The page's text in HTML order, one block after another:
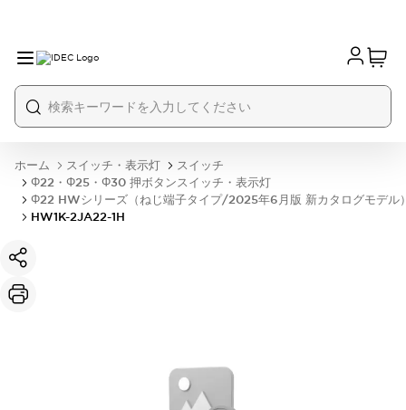
ホーム スイッチ・表示灯
スイッチ
Φ22・Φ25・Φ30 押ボタンスイッチ・表示灯
Φ22 HWシリーズ（ねじ端子タイプ/2025年6月版 新カタログモデル
HW1K-2JA22-1H